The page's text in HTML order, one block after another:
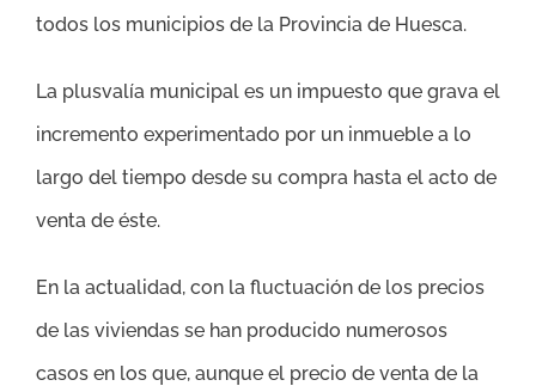
todos los municipios de la Provincia de Huesca.
La plusvalía municipal es un impuesto que grava el
incremento experimentado por un inmueble a lo
largo del tiempo desde su compra hasta el acto de
venta de éste.
En la actualidad, con la fluctuación de los precios
de las viviendas se han producido numerosos
casos en los que, aunque el precio de venta de la